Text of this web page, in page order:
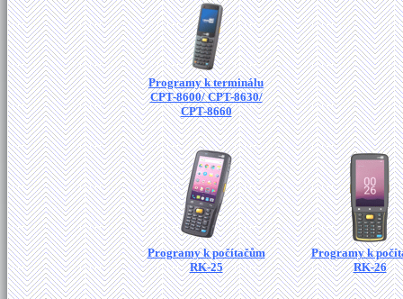
Programy k terminálu
CPT-8600/ CPT-8630/
CPT-8660
Programy k počítačům
RK-25
Programy k
RK-26